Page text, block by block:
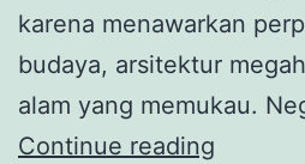
karena menawarkan
budaya, arsitektur
alam yang memukau.
Continue reading